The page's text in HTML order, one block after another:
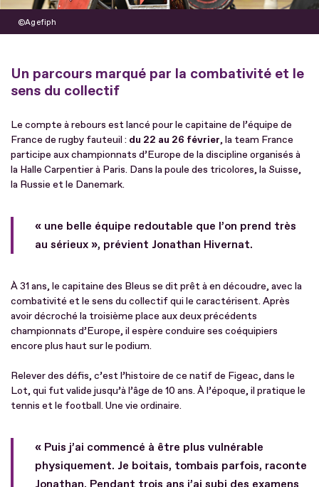
Agefiph
Un parcours marqué par la combativité et le
sens du collectif
Le compte à rebours est lancé pour le capitaine de l’équipe de
France de rugby fauteuil : du 22 au 26 février, la team France
participe aux championnats d’Europe de la discipline organisés à
la Halle Carpentier à Paris. Dans la poule des tricolores, la Suisse,
la Russie et le Danemark.
« une belle équipe redoutable que l’on prend très
au sérieux », prévient Jonathan Hivernat.
À 31 ans, le capitaine des Bleus se dit prêt à en découdre, avec la
combativité et le sens du collectif qui le caractérisent. Après
avoir décroché la troisième place aux deux précédents
championnats d’Europe, il espère conduire ses coéquipiers
encore plus haut sur le podium.
Relever des défis, c’est l’histoire de ce natif de Figeac, dans le
Lot, qui fut valide jusqu’à l’âge de 10 ans. À l’époque, il pratique le
tennis et le football. Une vie ordinaire.
« Puis j’ai commencé à être plus vulnérable
physiquement. Je boitais, tombais parfois, raconte
Jonathan. Pendant trois ans j’ai subi des examens